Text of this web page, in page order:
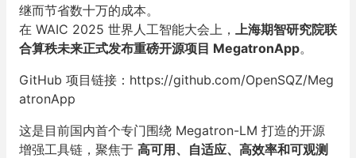
继而节省数十万的成本。
在 WAIC 2025 世界人工智能大会上， 上海期智研究院联
合算秩未来正式发布重磅开源项目 MegatronApp。
GitHub 项目链接： https://github.com/OpenSQZ/Meg
atronApp
这是目前国内首个专门围绕 Megatron-LM 打造的开源
增强工具链，聚焦于 高可用、自适应、高效率和可观测